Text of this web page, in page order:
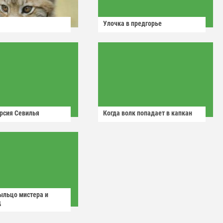
Улочка в предгорье
Севилья Когда волк попадает в капкан
мистера и